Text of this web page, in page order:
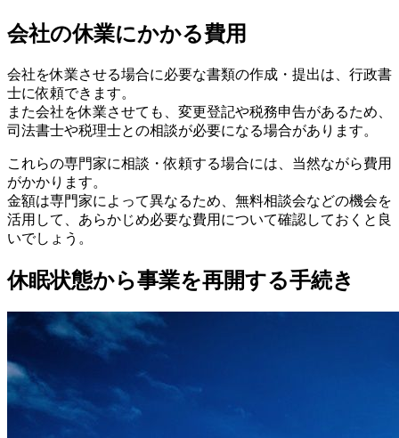
会社の休業にかかる費用
会社を休業させる場合に必要な書類の作成・提出は、行政書
士に依頼できます。
また会社を休業させても、変更登記や税務申告があるため、
司法書士や税理士との相談が必要になる場合があります。
これらの専門家に相談・依頼する場合には、当然ながら費用
がかかります。
金額は専門家によって異なるため、無料相談会などの機会を
活用して、あらかじめ必要な費用について確認しておくと良
いでしょう。
休眠状態から事業を再開する手続き